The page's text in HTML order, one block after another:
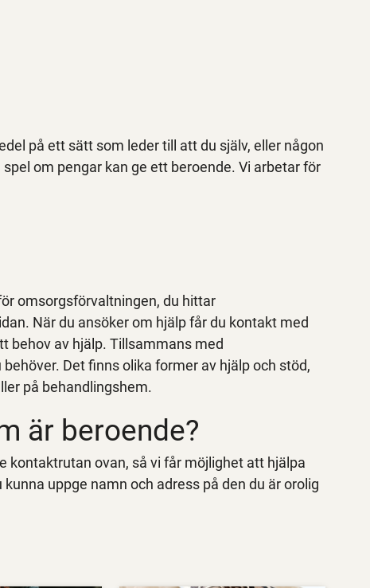
på ett sätt som leder till att du själv, eller någon
om pengar kan ge ett beroende. Vi arbetar för
omsorgsförvaltningen, du hittar
När du ansöker om hjälp får du kontakt med
behov av hjälp. Tillsammans med
Det finns olika former av hjälp och stöd,
på behandlingshem.
är beroende?
kontaktrutan ovan, så vi får möjlighet att hjälpa
uppge namn och adress på den du är orolig